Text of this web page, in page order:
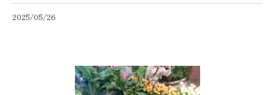
2025/05/26